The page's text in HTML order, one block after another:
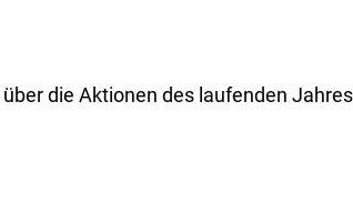
die Aktionen des laufenden